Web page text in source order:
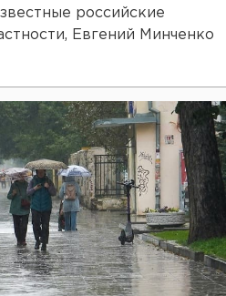
российские
Евгений Минченко